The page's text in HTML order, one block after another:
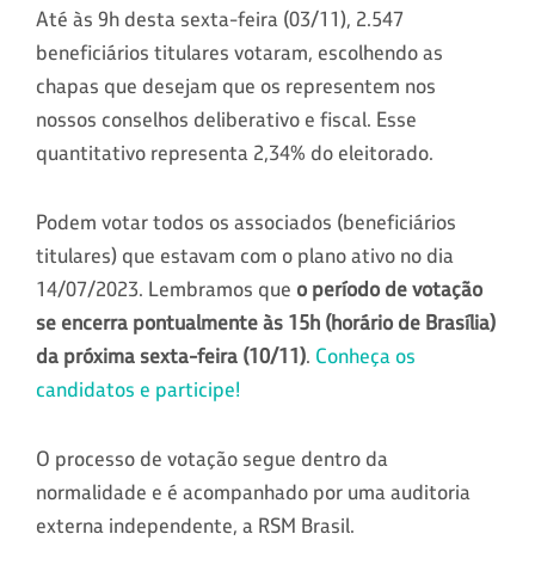
Até às 9h desta sexta-feira (03/11), 2.547
beneficiários titulares votaram, escolhendo as
chapas que desejam que os representem nos
nossos conselhos deliberativo e fiscal. Esse
quantitativo representa 2,34% do eleitorado.
Podem votar todos os associados (beneficiários
titulares) que estavam com o plano ativo no dia
14/07/2023. Lembramos que o período de votação
se encerra pontualmente às 15h (horário de Brasília)
da próxima sexta-feira (10/11). Conheça os
candidatos e participe!
O processo de votação segue dentro da
normalidade e é acompanhado por uma auditoria
externa independente, a RSM Brasil.